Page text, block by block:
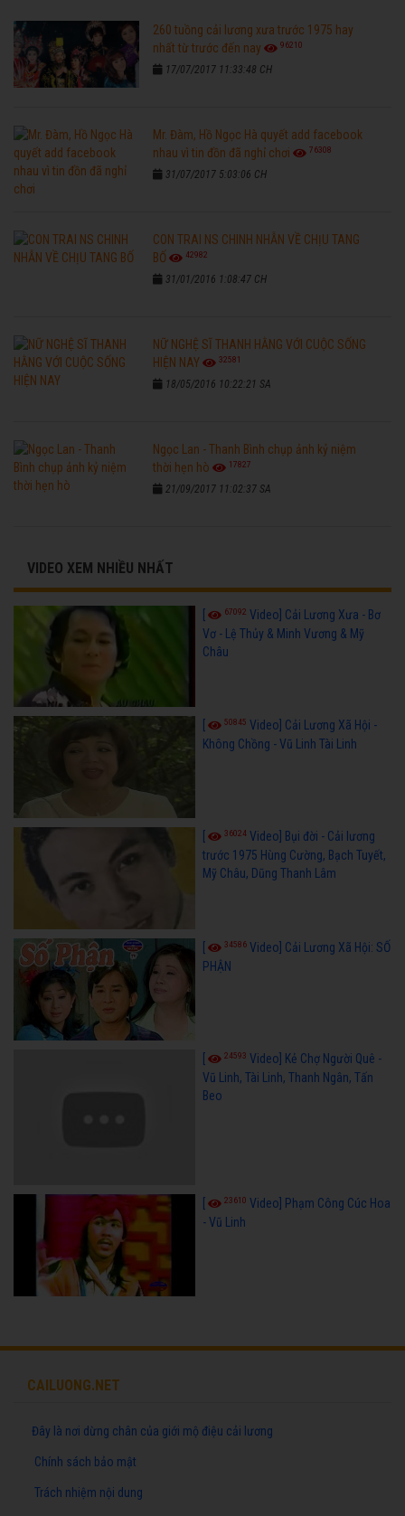
260 tuồng cải lương xưa trước 1975 hay
nhất từ trước đến nay
96210
17/07/2017 11:33:48 CH
Mr. Đàm, Hồ Ngọc Hà quyết add facebook
nhau vì tin đồn đã nghỉ chơi
76308
31/07/2017 5:03:06 CH
CON TRAI NS CHINH NHẪN VỀ CHỊU TANG
BỐ
42982
31/01/2016 1:08:47 CH
NỮ NGHỆ SĨ THANH HẰNG VỚI CUỘC SỐNG
HIỆN NAY
32581
18/05/2016 10:22:21 SA
Ngọc Lan - Thanh Bình chụp ảnh kỷ niệm
thời hẹn hò
17827
21/09/2017 11:02:37 SA
VIDEO XEM NHIỀU NHẤT
[ 67092 Video] Cải Lương Xưa - Bơ
Vơ - Lệ Thủy & Minh Vương & Mỹ
Châu
50845 Video] Cải Lương Xã Hội -
Không Chồng - Vũ Linh Tài Linh
36024 Video] Bụi đời - Cải lương
trước 1975 Hùng Cường, Bạch Tuyết,
Mỹ Châu, Dũng Thanh Lâm
34586 Video] Cải Lương Xã Hội: SỐ
PHẬN
24593 Video] Kẻ Chợ Người Quê -
Vũ Linh, Tài Linh, Thanh Ngân, Tấn
Beo
23610 Video] Phạm Công Cúc Hoa
- Vũ Linh
CAILUONG.NET
Đây là nơi dừng chân của giới mộ điệu cải lương
Chính sách bảo mật
Trách nhiệm nội dung